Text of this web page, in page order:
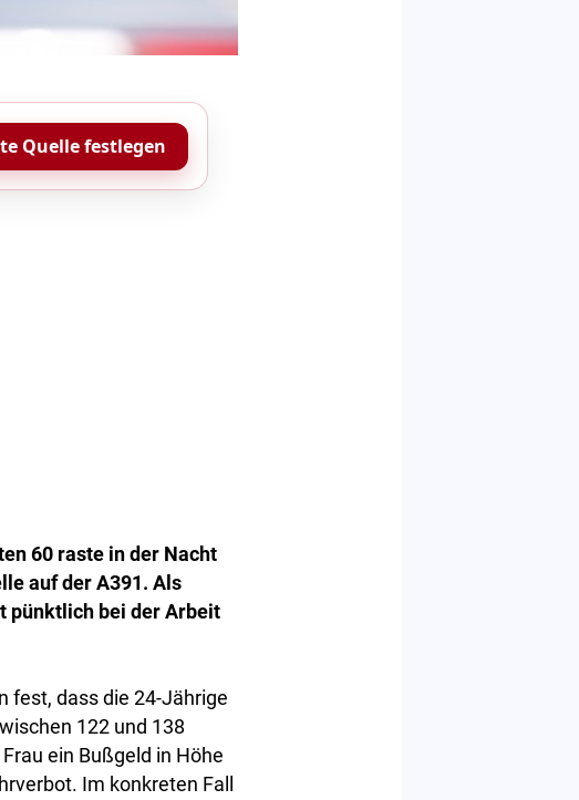
Quelle festlegen
60 raste in der Nacht
auf der A391. Als
pünktlich bei der Arbeit
fest, dass die 24-Jährige
122 und 138
ein Bußgeld in Höhe
Im konkreten Fall